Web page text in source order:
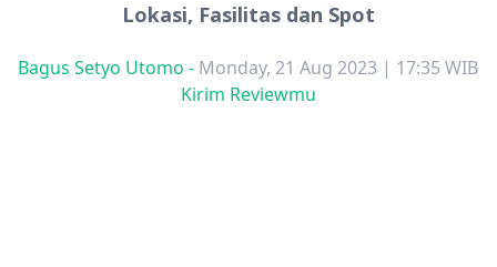
Lokasi, Fasilitas dan Spot
Bagus Setyo Utomo - Monday, 21 Aug 2023 | 17:35 WIB
Kirim Reviewmu